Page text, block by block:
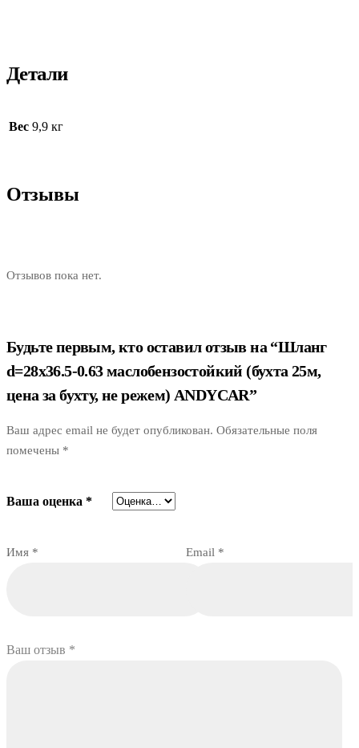
Детали
Вес 9,9 кг
Отзывы
Отзывов пока нет.
Будьте первым, кто оставил отзыв на “Шланг
d=28х36.5-0.63 маслобензостойкий (бухта 25м,
цена за бухту, не режем) ANDYCAR”
Ваш адрес email не будет опубликован. Обязательные поля
помечены *
Имя * Email *
Ваша оценка *
Ваш отзыв *